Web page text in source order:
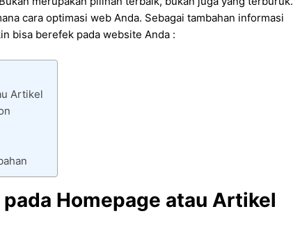
cara optimasi web Anda. Sebagai tambahan informasi
bisa berefek pada website Anda :
Artikel
Homepage atau Artikel